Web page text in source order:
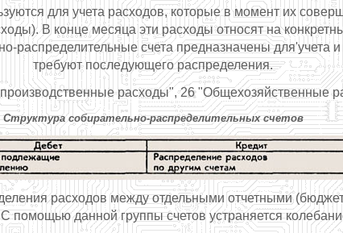
для учета расходов, которые в момент их
В конце месяца эти расходы относят на
распределительные счета предназначены для'учета
требуют последующего распределения.
расходы", 26 "Общехозяйственные
Структура собирательно-распределительных счетов
расходов между отдельными отчетными
помощью данной группы счетов устраняется